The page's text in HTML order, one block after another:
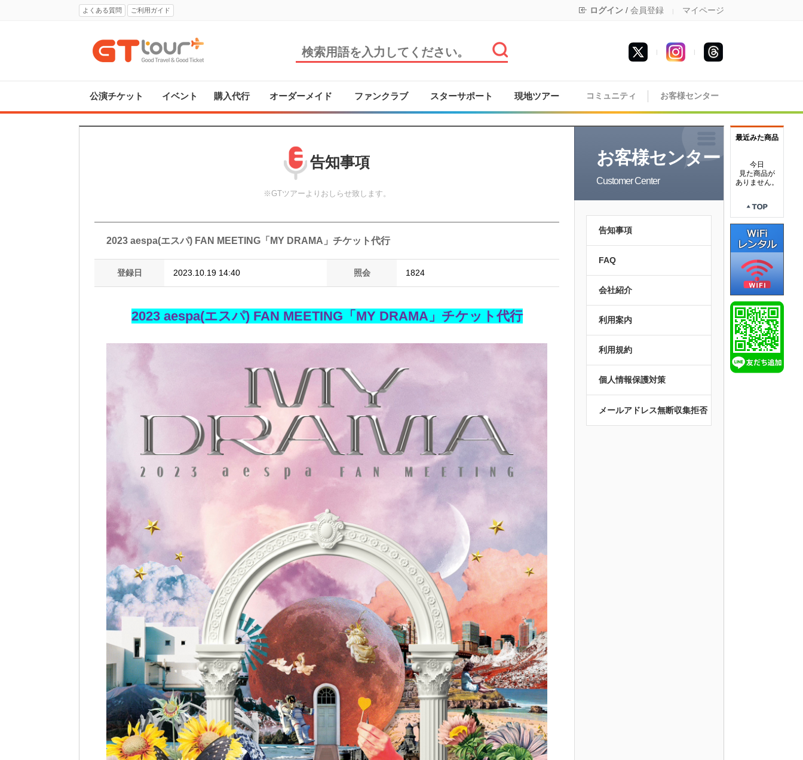
最近みた商品
今日
見た商品が
ありません。
よくある質問 ご利用ガイド ログイン / 会員登録 | マイページ
|
|
公演チケット イベント 購入代行 オーダーメイド ファンクラブ スターサポート 現地ツアー コミュニティ お客様センター
告知事項
※GTツアーよりおしらせ致します。
2023 aespa(エスパ) FAN MEETING「MY DRAMA」チケット代行
登録日 2023.10.19 14:40 照会 1824
2023 aespa(エスパ) FAN MEETING「MY DRAMA」チケット代行
お客様センター
Customer Center
告知事項
FAQ
会社紹介
利用案内
利用規約
個人情報保護対策
メールアドレス無断収集拒否